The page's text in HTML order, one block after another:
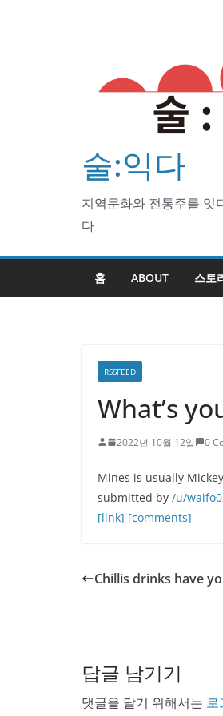
술:익다
지역문화와 전통주를 잇
다
홈 ABOUT 스토
RSSFEED
What’s
2022년 10월 12일 0
Mines is usually
submitted by /u/
[link] [comments]
Chillis drinks have
답글 남기기
댓글을 달기 위해서는 로